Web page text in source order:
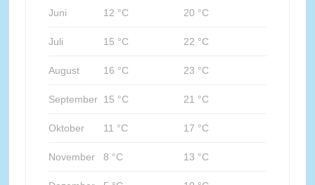
Juni 12 °C 20 °C
Juli 15 °C 22 °C
August 16 °C 23 °C
September 15 °C 21 °C
Oktober 11 °C 17 °C
November 8 °C 13 °C